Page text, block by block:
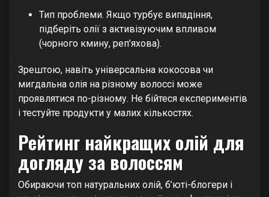
Тип проблеми. Якщо турбує випадіння,
підберіть олії з активізуючим впливом
(чорного кмину, реп’яхова).
Зрештою, навіть універсальна кокосова чи
мигдальна олія на різному волоссі може
проявлятися по-різному. Не бійтеся експериментів
і тестуйте продукти у малих кількостях.
Рейтинг найкращих олій для
догляду за волоссям
Обираючи топ натуральних олій, б’юті-блогери і